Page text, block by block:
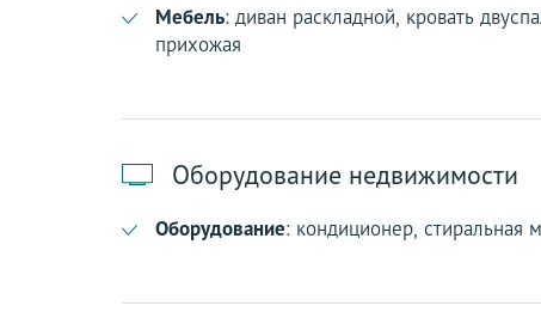
Мебель: диван раскладной, кровать
прихожая
Оборудование недвижимости
Оборудование: кондиционер, стиральная